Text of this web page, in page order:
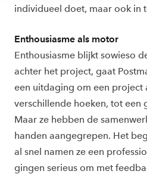
individueel doet, maar ook in
Enthousiasme als motor
Enthousiasme blijkt sowieso
achter het project, gaat
een uitdaging om een project
verschillende hoeken, tot een
Maar ze hebben de
handen aangegrepen. Het
al snel namen ze een
gingen serieus om met